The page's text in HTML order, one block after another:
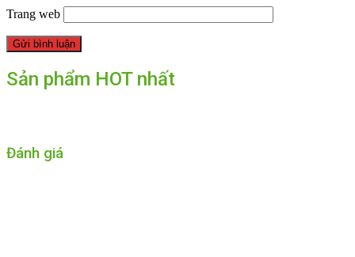
Trang web
Sản phẩm HOT nhất
Đánh giá